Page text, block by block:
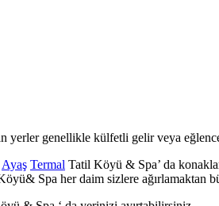
yerler genellikle külfetli gelir veya
Ayaş Termal Tatil Köyü & Spa’ da
Spa her daim sizlere ağırlamaktan